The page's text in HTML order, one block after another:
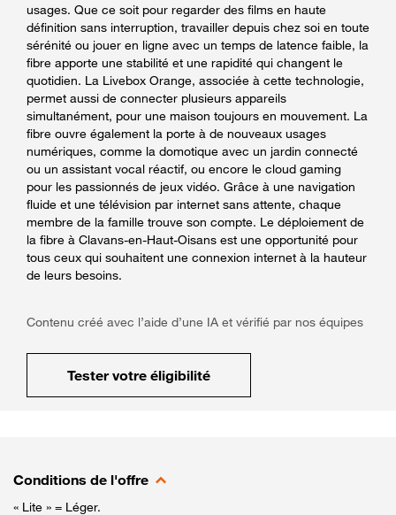
usages. Que ce soit pour regarder des films en haute
définition sans interruption, travailler depuis chez soi en toute
sérénité ou jouer en ligne avec un temps de latence faible, la
fibre apporte une stabilité et une rapidité qui changent le
quotidien. La Livebox Orange, associée à cette technologie,
permet aussi de connecter plusieurs appareils
simultanément, pour une maison toujours en mouvement. La
fibre ouvre également la porte à de nouveaux usages
numériques, comme la domotique avec un jardin connecté
ou un assistant vocal réactif, ou encore le cloud gaming
pour les passionnés de jeux vidéo. Grâce à une navigation
fluide et une télévision par internet sans attente, chaque
membre de la famille trouve son compte. Le déploiement de
la fibre à Clavans-en-Haut-Oisans est une opportunité pour
tous ceux qui souhaitent une connexion internet à la hauteur
de leurs besoins.
Contenu créé avec l’aide d’une IA et vérifié par nos équipes
Tester votre éligibilité
Conditions de l'offre
« Lite » = Léger.